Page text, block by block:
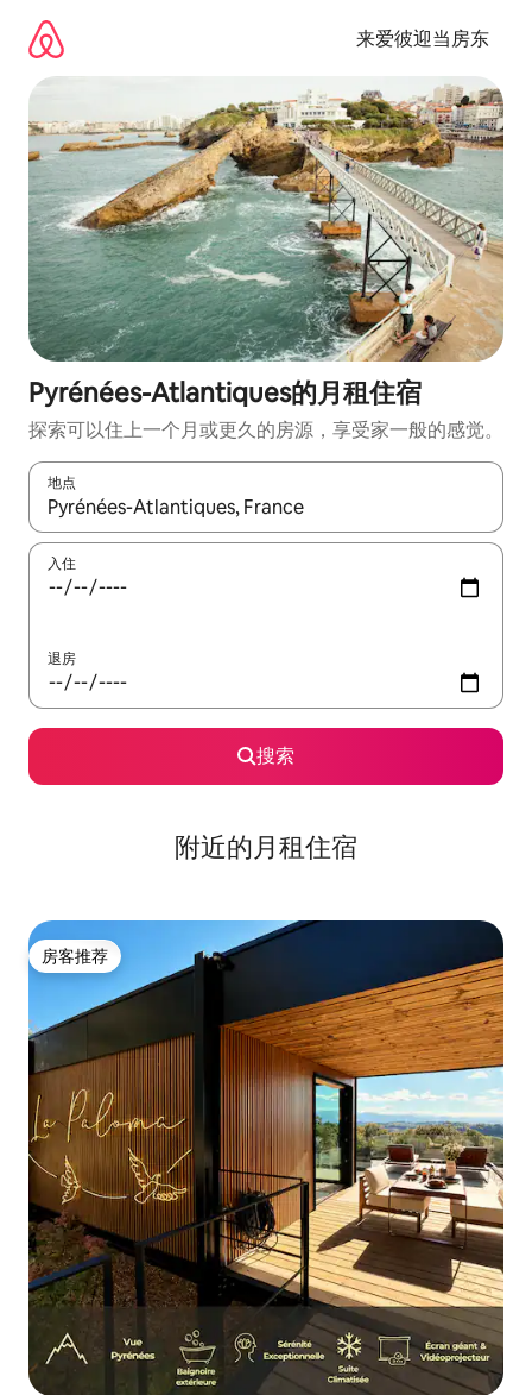
来爱彼迎当房东
Pyrénées-Atlantiques的月租住宿
探索可以住上一个月或更久的房源，享受家一般的感觉。
地点
如有搜索结果，请使用上下方向键查看，或通过点击或滑动手势
入住
退房
搜索
附近的月租住宿
房客推荐
房客推荐